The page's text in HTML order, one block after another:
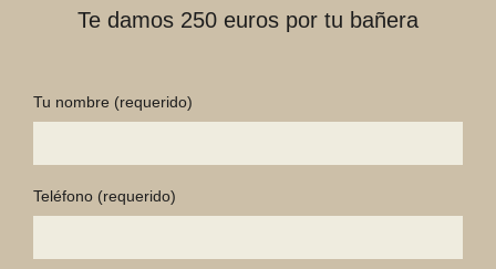
Te damos 250 euros por tu bañera
Tu nombre (requerido)
Teléfono (requerido)